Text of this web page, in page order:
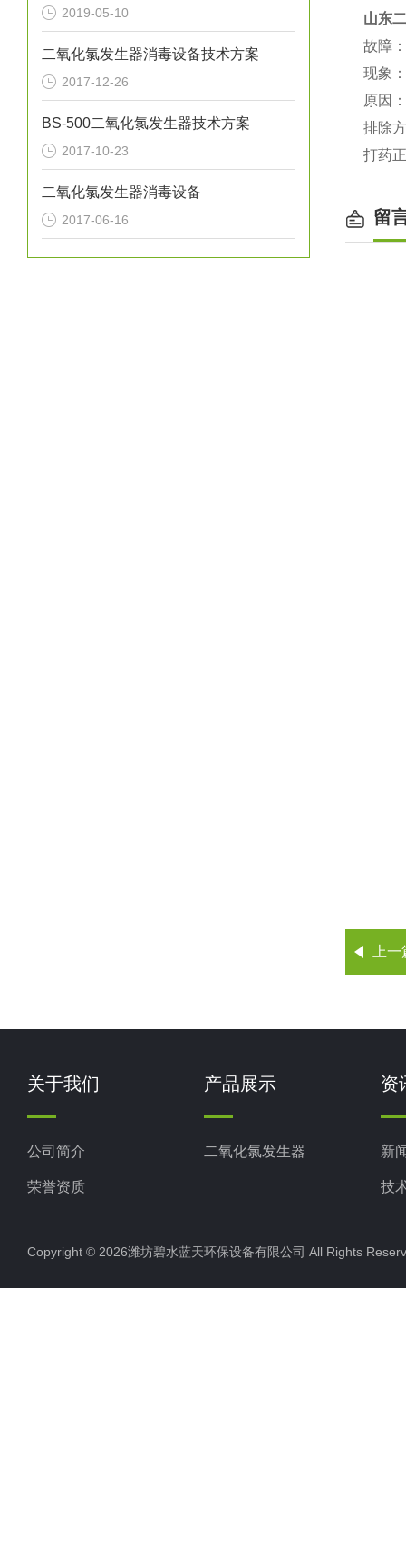
2019-05-10
二氧化氯发生器消毒设备技术方案
2017-12-26
BS-500二氧化氯发生器技术方案
2017-10-23
二氧化氯发生器消毒设备
2017-06-16
山东
故障
现象
原因：
排除
打药
留
上
关于我们
公司简介
荣誉资质
产品展示
二氧化氯发生器
资
新
技
Copyright © 2026潍坊碧水蓝天环保设备有限公司 All Rights